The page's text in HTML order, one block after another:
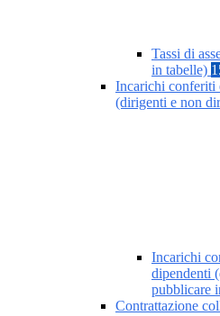
Tassi di
in tabelle)
Incarichi conferiti
(dirigenti e non
Incarichi
dipendenti
pubblicare
Contrattazione